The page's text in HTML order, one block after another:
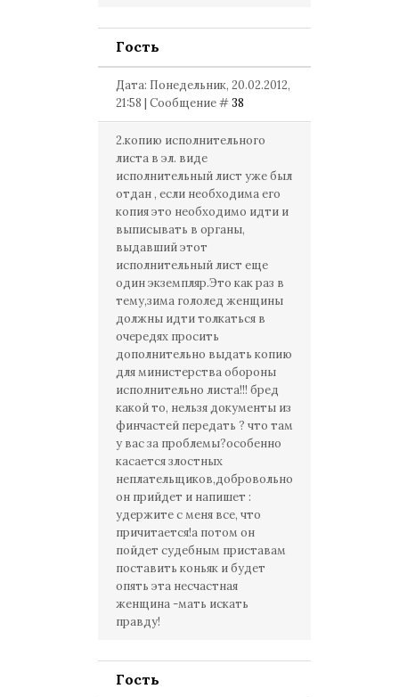
Гость
Дата: Понедельник, 20.02.2012,
21:58 | Сообщение #38
2.копию исполнительного
листа в эл. виде
исполнительный лист уже был
отдан , если необходима его
копия это необходимо идти и
выписывать в органы,
выдавший этот
исполнительный лист еще
один экземпляр.Это как раз в
тему,зима гололед женщины
должны идти толкаться в
очередях просить
дополнительно выдать копию
для министерства обороны
исполнительно листа!!! бред
какой то, нельзя документы из
финчастей передать ? что там
у вас за проблемы?особенно
касается злостных
неплательщиков,добровольно
он прийдет и напишет :
удержите с меня все, что
причитается!а потом он
пойдет судебным приставам
поставить коньяк и будет
опять эта несчастная
женщина -мать искать
правду!
Гость